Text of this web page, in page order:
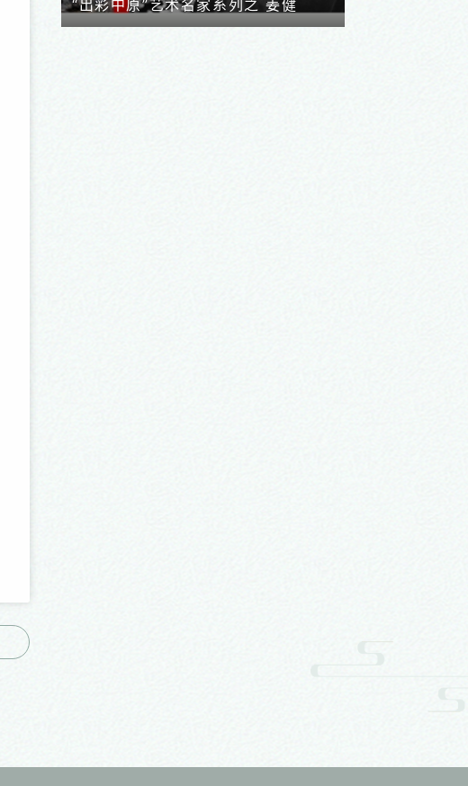
“出彩中原”艺术名家系列之 姜健